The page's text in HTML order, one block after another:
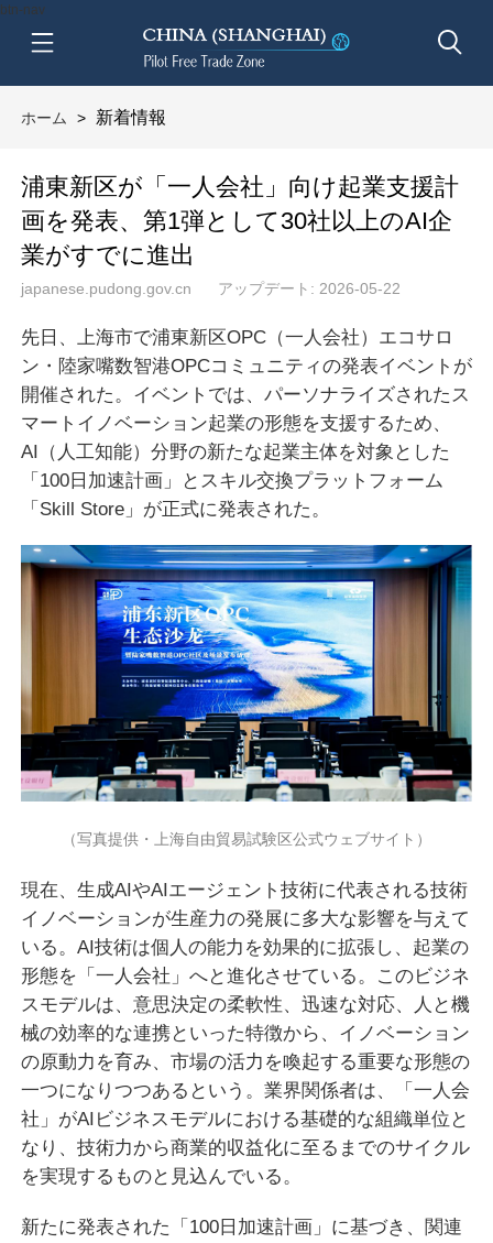
btn-nav
ホーム > 新着情報
浦東新区が「一人会社」向け起業支援計
画を発表、第1弾として30社以上のAI企
業がすでに進出
japanese.pudong.gov.cn アップデート: 2026-05-22
先日、上海市で浦東新区OPC（一人会社）エコサロ
ン・陸家嘴数智港OPCコミュニティの発表イベントが
開催された。イベントでは、パーソナライズされたス
マートイノベーション起業の形態を支援するため、
AI（人工知能）分野の新たな起業主体を対象とした
「100日加速計画」とスキル交換プラットフォーム
「Skill Store」が正式に発表された。
（写真提供・上海自由貿易試験区公式ウェブサイト）
現在、生成AIやAIエージェント技術に代表される技術
イノベーションが生産力の発展に多大な影響を与えて
いる。AI技術は個人の能力を効果的に拡張し、起業の
形態を「一人会社」へと進化させている。このビジネ
スモデルは、意思決定の柔軟性、迅速な対応、人と機
械の効率的な連携といった特徴から、イノベーション
の原動力を育み、市場の活力を喚起する重要な形態の
一つになりつつあるという。業界関係者は、「一人会
社」がAIビジネスモデルにおける基礎的な組織単位と
なり、技術力から商業的収益化に至るまでのサイクル
を実現するものと見込んでいる。
新たに発表された「100日加速計画」に基づき、関連